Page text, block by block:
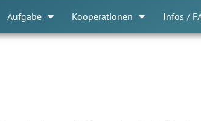
Aufgabe Kooperationen Infos /